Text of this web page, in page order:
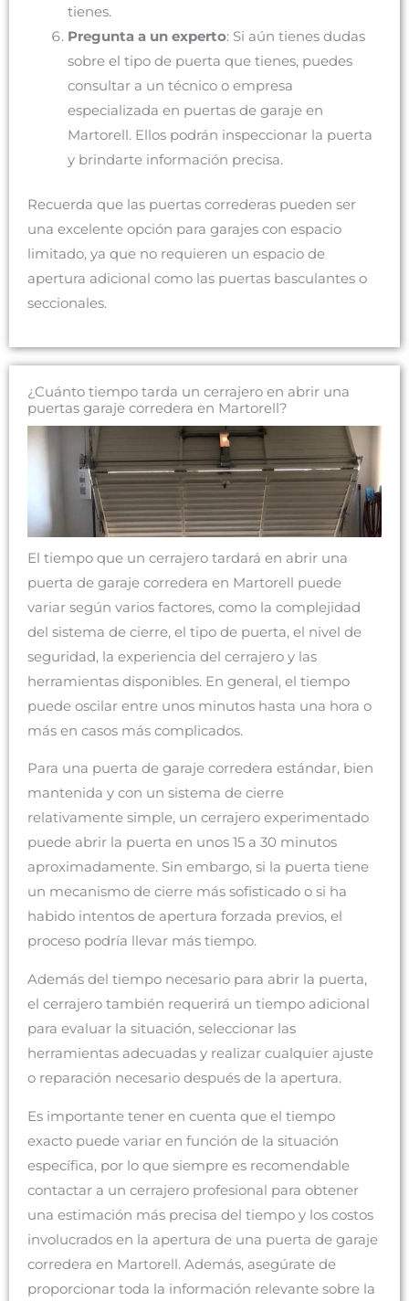
tienes.
Pregunta a un experto: Si aún tienes dudas
sobre el tipo de puerta que tienes, puedes
consultar a un técnico o empresa
especializada en puertas de garaje en
Martorell. Ellos podrán inspeccionar la puerta
y brindarte información precisa.
Recuerda que las puertas correderas pueden ser
una excelente opción para garajes con espacio
limitado, ya que no requieren un espacio de
apertura adicional como las puertas basculantes o
seccionales.
¿Cuánto tiempo tarda un cerrajero en abrir una
puertas garaje corredera en Martorell?
El tiempo que un cerrajero tardará en abrir una
puerta de garaje corredera en Martorell puede
variar según varios factores, como la complejidad
del sistema de cierre, el tipo de puerta, el nivel de
seguridad, la experiencia del cerrajero y las
herramientas disponibles. En general, el tiempo
puede oscilar entre unos minutos hasta una hora o
más en casos más complicados.
Para una puerta de garaje corredera estándar, bien
mantenida y con un sistema de cierre
relativamente simple, un cerrajero experimentado
puede abrir la puerta en unos 15 a 30 minutos
aproximadamente. Sin embargo, si la puerta tiene
un mecanismo de cierre más sofisticado o si ha
habido intentos de apertura forzada previos, el
proceso podría llevar más tiempo.
Además del tiempo necesario para abrir la puerta,
el cerrajero también requerirá un tiempo adicional
para evaluar la situación, seleccionar las
herramientas adecuadas y realizar cualquier ajuste
o reparación necesario después de la apertura.
Es importante tener en cuenta que el tiempo
exacto puede variar en función de la situación
específica, por lo que siempre es recomendable
contactar a un cerrajero profesional para obtener
una estimación más precisa del tiempo y los costos
involucrados en la apertura de una puerta de garaje
corredera en Martorell. Además, asegúrate de
proporcionar toda la información relevante sobre la